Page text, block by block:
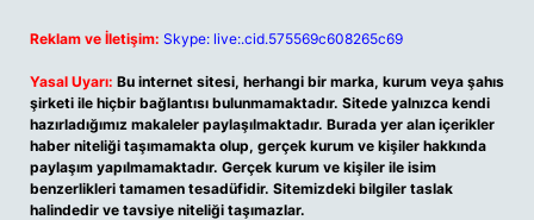
Reklam ve İletişim: Skype: live:.cid.575569c608265c69
Yasal Uyarı: Bu internet sitesi, herhangi bir marka, kurum veya şahıs
şirketi ile hiçbir bağlantısı bulunmamaktadır. Sitede yalnızca kendi
hazırladığımız makaleler paylaşılmaktadır. Burada yer alan içerikler
haber niteliği taşımamakta olup, gerçek kurum ve kişiler hakkında
paylaşım yapılmamaktadır. Gerçek kurum ve kişiler ile isim
benzerlikleri tamamen tesadüfidir. Sitemizdeki bilgiler taslak
halindedir ve tavsiye niteliği taşımazlar.